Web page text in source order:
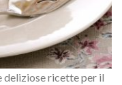
deliziose ricette per il